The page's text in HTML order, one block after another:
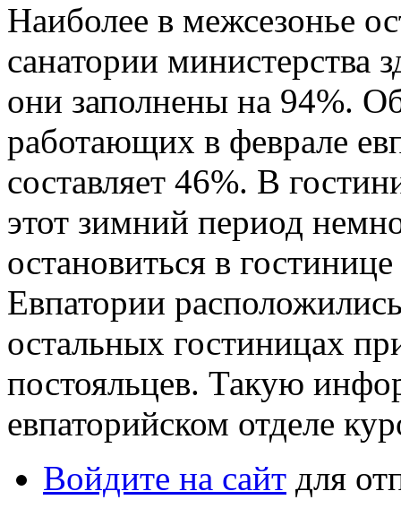
Наиболее в межсезонье
санатории министерства
они заполнены на 94%.
работающих в феврале
составляет 46%. В
этот зимний период
остановиться в
Евпатории
остальных гостиницах
постояльцев. Такую
евпаторийском отделе
Войдите на сайт для